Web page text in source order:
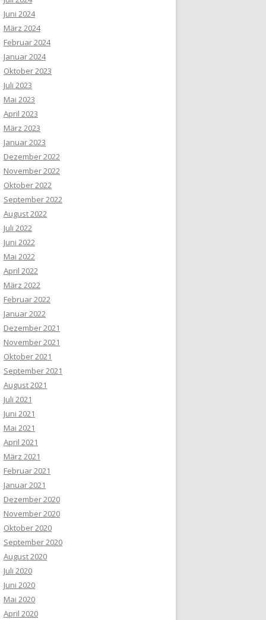
Juni 2024
März 2024
Februar 2024
Januar 2024
Oktober 2023
Juli 2023
Mai 2023
April 2023
März 2023
Januar 2023
Dezember 2022
November 2022
Oktober 2022
September 2022
August 2022
Juli 2022
Juni 2022
Mai 2022
April 2022
März 2022
Februar 2022
Januar 2022
Dezember 2021
November 2021
Oktober 2021
September 2021
August 2021
Juli 2021
Juni 2021
Mai 2021
April 2021
März 2021
Februar 2021
Januar 2021
Dezember 2020
November 2020
Oktober 2020
September 2020
August 2020
Juli 2020
Juni 2020
Mai 2020
April 2020